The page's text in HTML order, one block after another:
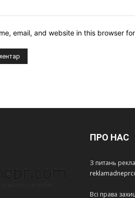
email, and website in this browser
ПРО НАС
З питань
Всі права